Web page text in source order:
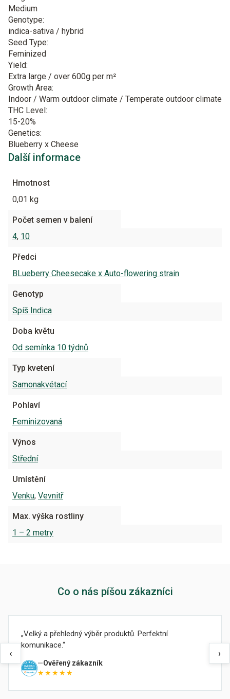
Medium
Genotype:
indica-sativa / hybrid
Seed Type:
Feminized
Yield:
Extra large / over 600g per m²
Growth Area:
Indoor / Warm outdoor climate / Temperate outdoor climate
THC Level:
15-20%
Genetics:
Blueberry x Cheese
Další informace
Hmotnost
0,01 kg
Počet semen v balení
4, 10
Předci
BLueberry Cheesecake x Auto-flowering strain
Genotyp
Spíš Indica
Doba květu
Od semínka 10 týdnů
Typ kvetení
Samonakvétací
Pohlaví
Feminizovaná
Výnos
Střední
Umístění
Venku, Vevnitř
Max. výška rostliny
1 – 2 metry
Co o nás píšou zákazníci
‹
Velký a přehledný výběr produktů. Perfektní
komunikace.
Ověřený zákazník
★★★★★
›